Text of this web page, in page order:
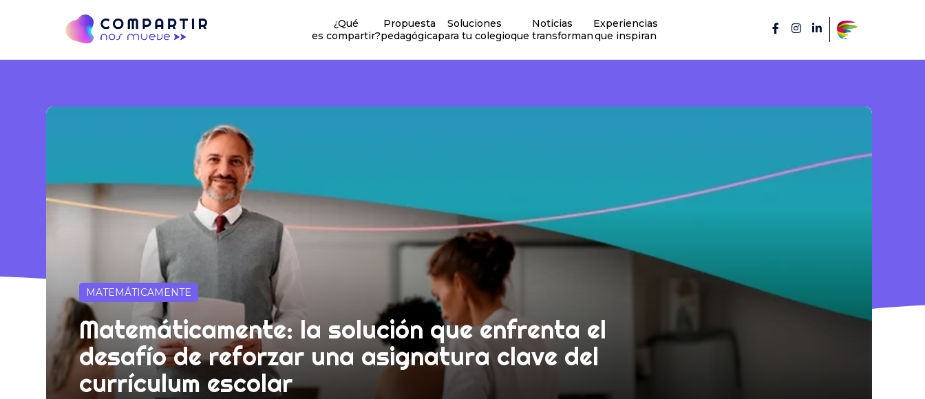
¿Qué
es compartir?
Propuesta
pedagógica
Soluciones
para tu colegio
Noticias
que transforman
Experiencias
que inspiran
MATEMÁTICAMENTE
Matemáticamente: la solución que enfrenta el
desafío de reforzar una asignatura clave del
currículum escolar